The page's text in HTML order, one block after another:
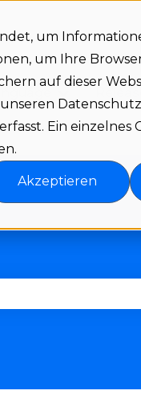
um
um Ihre
auf dieser
Ein einzelnes
Akzeptieren
für Download
Untermenü